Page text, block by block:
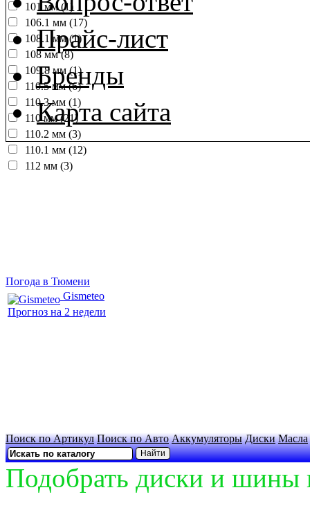
101 мм (1)
106.1 мм (17)
108.1 мм (1)
108 мм (8)
109.8 мм (1)
110.5 мм (6)
110.3 мм (1)
110 мм (21)
110.2 мм (3)
110.1 мм (12)
112 мм (3)
Прайс-лист
Бренды
Карта сайта
Погода в Тюмени
Gismeteo
Прогноз на 2 недели
Поиск по Артикул Поиск по Авто Аккумуляторы Диски Масла
Подобрать диски и шины